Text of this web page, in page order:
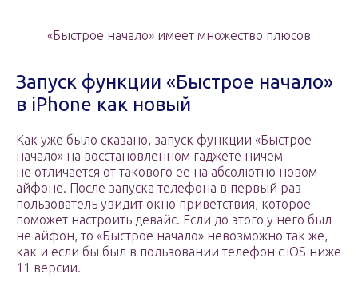
«Быстрое начало» имеет множество плюсов
Запуск функции «Быстрое начало»
в iPhone как новый
Как уже было сказано, запуск функции «Быстрое
начало» на восстановленном гаджете ничем
не отличается от такового ее на абсолютно новом
айфоне. После запуска телефона в первый раз
пользователь увидит окно приветствия, которое
поможет настроить девайс. Если до этого у него был
не айфон, то «Быстрое начало» невозможно так же,
как и если бы был в пользовании телефон с iOS ниже
11 версии.